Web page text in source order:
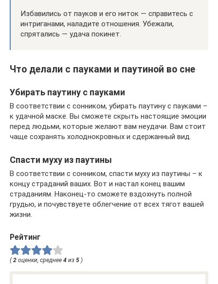
Избавились от пауков и его ниток — справитесь с
интриганами, наладите отношения. Убежали,
спрятались — удача покинет.
Что делали с пауками и паутиной во сне
Убирать паутину с пауками
В соответствии с сонником, убирать паутину с пауками –
к удачной маске. Вы сможете скрыть настоящие эмоции
перед людьми, которые желают вам неудачи. Вам стоит
чаще сохранять холоднокровных и сдержанный вид.
Спасти муху из паутины
В соответствии с сонником, спасти муху из паутины – к
концу страданий ваших. Вот и настал конец вашим
страданиям. Наконец-то сможете вздохнуть полной
грудью, и почувствуете облегчение от всех тягот вашей
жизни.
Рейтинг
( 2 оценки, среднее 4 из 5 )